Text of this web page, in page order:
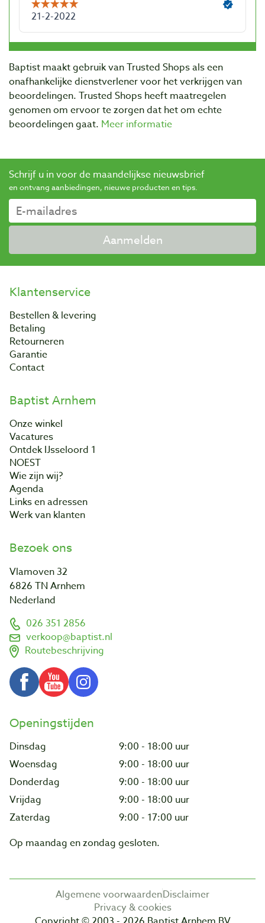
Baptist maakt gebruik van Trusted Shops als een
onafhankelijke dienstverlener voor het verkrijgen van
beoordelingen. Trusted Shops heeft maatregelen
genomen om ervoor te zorgen dat het om echte
beoordelingen gaat. Meer informatie
Schrijf u in voor de maandelijkse nieuwsbrief
en ontvang aanbiedingen, nieuwe producten en tips.
Aanmelden
Klantenservice
Bestellen & levering
Betaling
Retourneren
Garantie
Contact
Baptist Arnhem
Onze winkel
Vacatures
Ontdek IJsseloord 1
NOEST
Wie zijn wij?
Agenda
Links en adressen
Werk van klanten
Bezoek ons
Vlamoven 32
6826 TN Arnhem
Nederland
026 351 2856
verkoop@baptist.nl
Routebeschrijving
Openingstijden
Dinsdag
9:00 - 18:00 uur
Woensdag
9:00 - 18:00 uur
Donderdag
9:00 - 18:00 uur
Vrijdag
9:00 - 18:00 uur
Zaterdag
9:00 - 17:00 uur
Op maandag en zondag gesloten.
Algemene voorwaardenDisclaimer
Privacy & cookies